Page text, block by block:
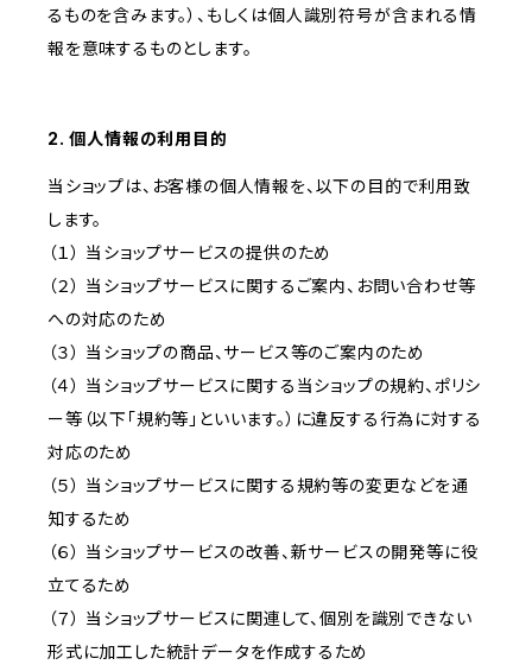
るものを含みます。）、もしくは個人識別符号が含まれる情
報を意味するものとします。
2. 個人情報の利用目的
当ショップは、お客様の個人情報を、以下の目的で利用致
します。
（１） 当ショップサービスの提供のため
（２） 当ショップサービスに関するご案内、お問い合わせ等
への対応のため
（３） 当ショップの商品、サービス等のご案内のため
（４） 当ショップサービスに関する当ショップの規約、ポリシ
ー等（以下「規約等」といいます。）に違反する行為に対する
対応のため
（５） 当ショップサービスに関する規約等の変更などを通
知するため
（６） 当ショップサービスの改善、新サービスの開発等に役
立てるため
（７） 当ショップサービスに関連して、個別を識別できない
形式に加工した統計データを作成するため